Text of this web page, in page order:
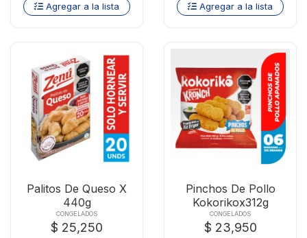
Agregar a la lista Agregar a la lista
Palitos De Queso X
440g
CONGELADOS
$ 25,250
Pinchos De Pollo
Kokorikox312g
CONGELADOS
$ 23,950